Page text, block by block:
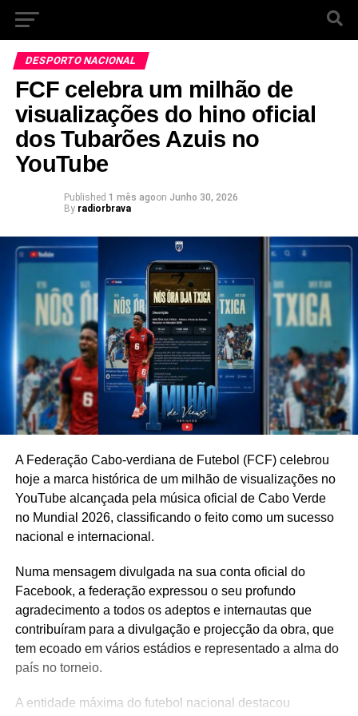
DESPORTO NACIONAL
FCF celebra um milhão de
visualizações do hino oficial
dos Tubarões Azuis no
YouTube
Published 1 mês agoon Junho 30, 2026
By radiorbrava
A Federação Cabo-verdiana de Futebol (FCF) celebrou
hoje a marca histórica de um milhão de visualizações no
YouTube alcançada pela música oficial de Cabo Verde
no Mundial 2026, classificando o feito como um sucesso
nacional e internacional.
Numa mensagem divulgada na sua conta oficial do
Facebook, a federação expressou o seu profundo
agradecimento a todos os adeptos e internautas que
contribuíram para a divulgação e projecção da obra, que
tem ecoado em vários estádios e representado a alma do
país no torneio.
A entidade máxima do futebol nacional destacou